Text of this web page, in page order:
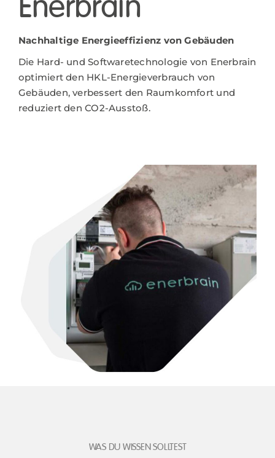
Nachhaltige Energieeffizienz von Gebäuden
Die Hard- und Softwaretechnologie von Enerbrain
optimiert den HKL-Energieverbrauch von
Gebäuden, verbessert den Raumkomfort und
reduziert den CO2-Ausstoß.
WAS DU WISSEN SOLLTEST